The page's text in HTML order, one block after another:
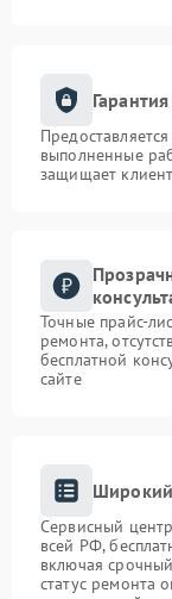
выполненные
защищает
Точные прайс-
ремонта,
бесплатной
сайте
Широкий
Сервисный
всей РФ,
включая
статус ремонта